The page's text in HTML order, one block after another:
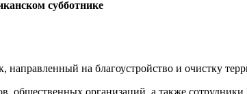
субботнике
на благоустройство и очистку
организаций, а также